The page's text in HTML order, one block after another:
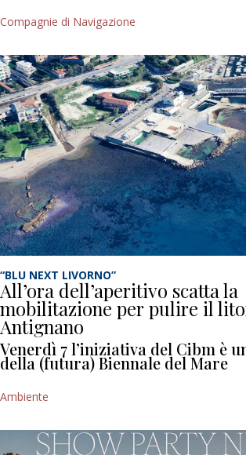
Compagnie di Navigazione
“BLU NEXT LIVORNO”
All’ora dell’aperitivo scatta la
mobilitazione per pulire il
Antignano
Venerdì 7 l’iniziativa del Cibm è
della (futura) Biennale del Mare
Ambiente